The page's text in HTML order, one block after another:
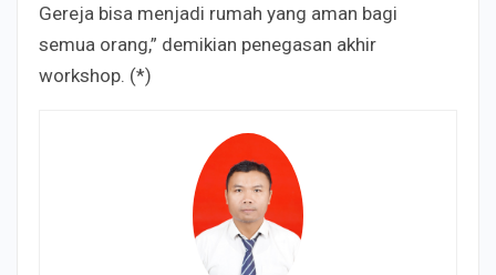
Gereja bisa menjadi rumah yang aman bagi
semua orang,” demikian penegasan akhir
workshop. (*)